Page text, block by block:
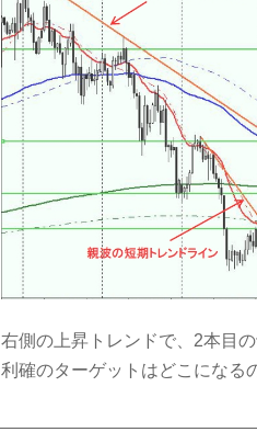
右側の上昇トレンドで、2本目
利確のターゲットはどこになる